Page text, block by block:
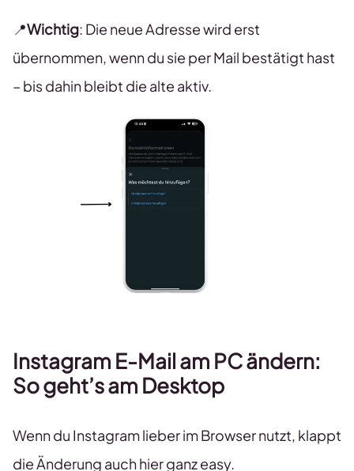
📍Wichtig: Die neue Adresse wird erst
übernommen, wenn du sie per Mail bestätigt hast
– bis dahin bleibt die alte aktiv.
Instagram E-Mail am PC ändern:
So geht’s am Desktop
Wenn du Instagram lieber im Browser nutzt, klappt
die Änderung auch hier ganz easy.